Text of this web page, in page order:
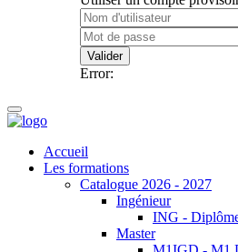
Valider
Error:
Accueil
Les formations
Catalogue 2026 - 2027
Ingénieur
ING -
Master